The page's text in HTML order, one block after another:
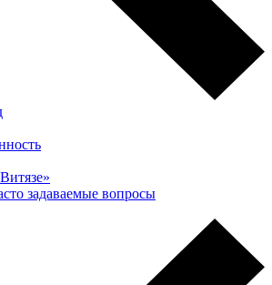
задаваемые вопросы